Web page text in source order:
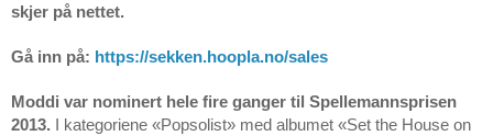
skjer på nettet.
Gå inn på: https://sekken.hoopla.no/sales
Moddi var nominert hele fire ganger til Spellemannsprisen
2013. I kategoriene «Popsolist» med albumet «Set the House on